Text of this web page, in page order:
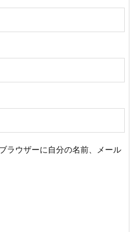
ラウザーに自分の名前、メール